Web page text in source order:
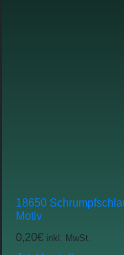
18650
Motiv
0,20€ inkl. MwSt.